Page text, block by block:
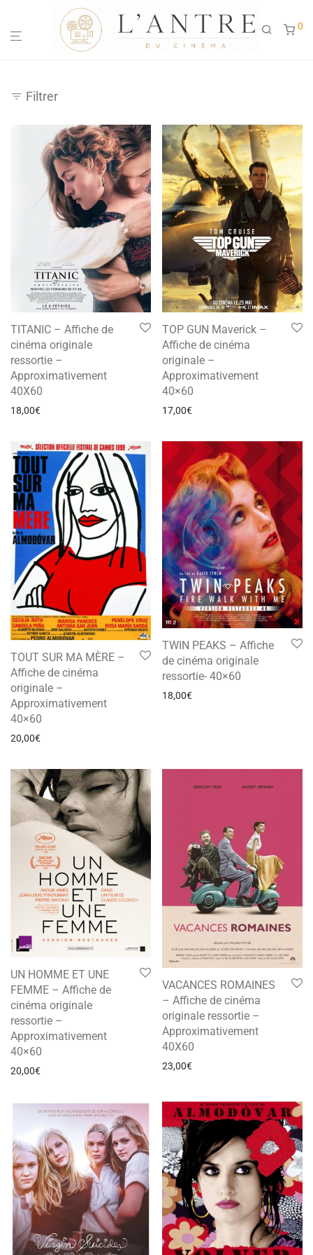
0
Filtrer
TITANIC – Affiche de
cinéma originale
ressortie –
Approximativement
40X60
18,00€
TOP GUN Maverick –
Affiche de cinéma
originale –
Approximativement
40×60
17,00€
TOUT SUR MA MÈRE –
Affiche de cinéma
originale –
Approximativement
40×60
20,00€
TWIN PEAKS – Affiche
de cinéma originale
ressortie- 40×60
18,00€
UN HOMME ET UNE
FEMME – Affiche de
cinéma originale
ressortie –
Approximativement
40×60
20,00€
VACANCES ROMAINES
– Affiche de cinéma
originale ressortie –
Approximativement
40X60
23,00€